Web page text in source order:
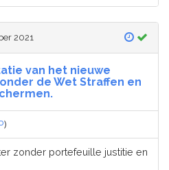
2021
van het nieuwe
de Wet Straffen en
)
zonder portefeuille justitie en